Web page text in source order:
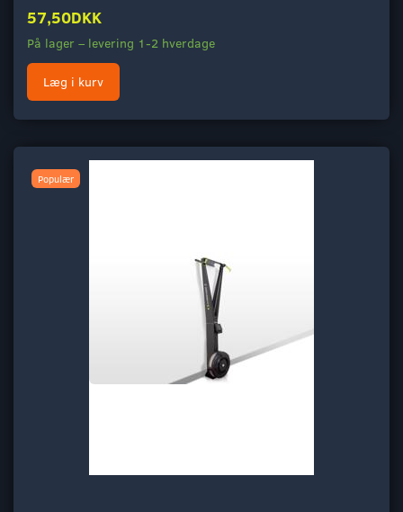
57,50DKK
På lager – levering 1-2 hverdage
Læg i kurv
Populær